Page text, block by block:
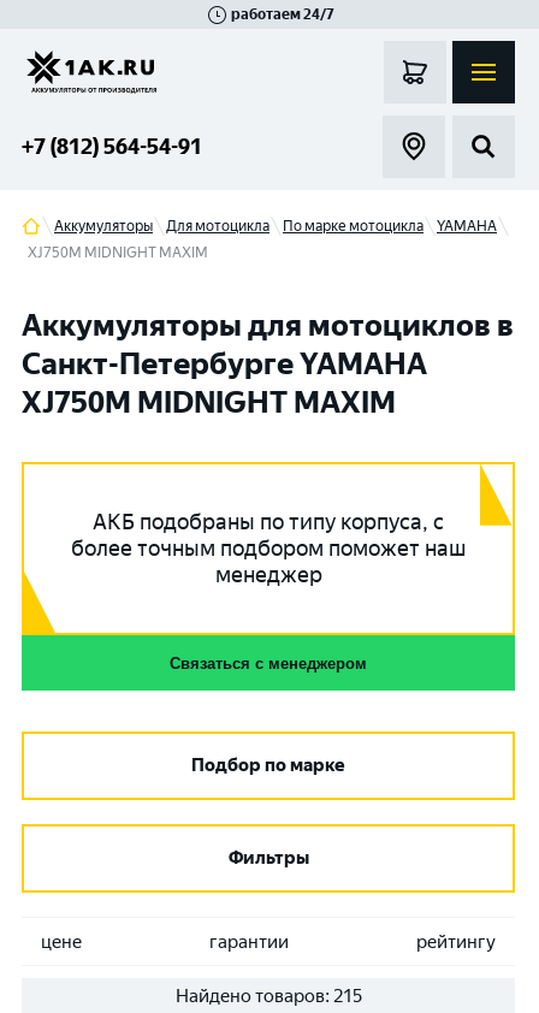
работаем 24/7
+7 (812) 564-54-91
Аккумуляторы Для мотоцикла По марке мотоцикла
YAMAHA
XJ750M MIDNIGHT MAXIM
Аккумуляторы для мотоциклов в
Санкт-Петербурге YAMAHA
XJ750M MIDNIGHT MAXIM
АКБ подобраны по типу корпуса, с
более точным подбором поможет наш
менеджер
Связаться с менеджером
Подбор по марке
Фильтры
цене гарантии рейтингу
Найдено товаров: 215
Гатчина